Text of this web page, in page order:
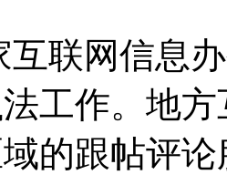
互联网信息
工作。地
的跟帖评